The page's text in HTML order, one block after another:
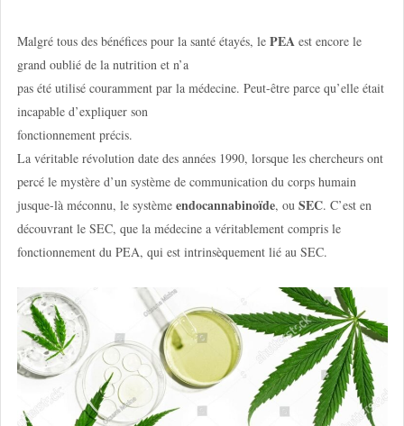
Malgré tous des bénéfices pour la santé étayés, le PEA est encore le
grand oublié de la nutrition et n’a
pas été utilisé couramment par la médecine. Peut-être parce qu’elle était
incapable d’expliquer son
fonctionnement précis.
La véritable révolution date des années 1990, lorsque les chercheurs ont
percé le mystère d’un système de communication du corps humain
jusque-là méconnu, le système endocannabinoïde, ou SEC. C’est en
découvrant le SEC, que la médecine a véritablement compris le
fonctionnement du PEA, qui est intrinsèquement lié au SEC.